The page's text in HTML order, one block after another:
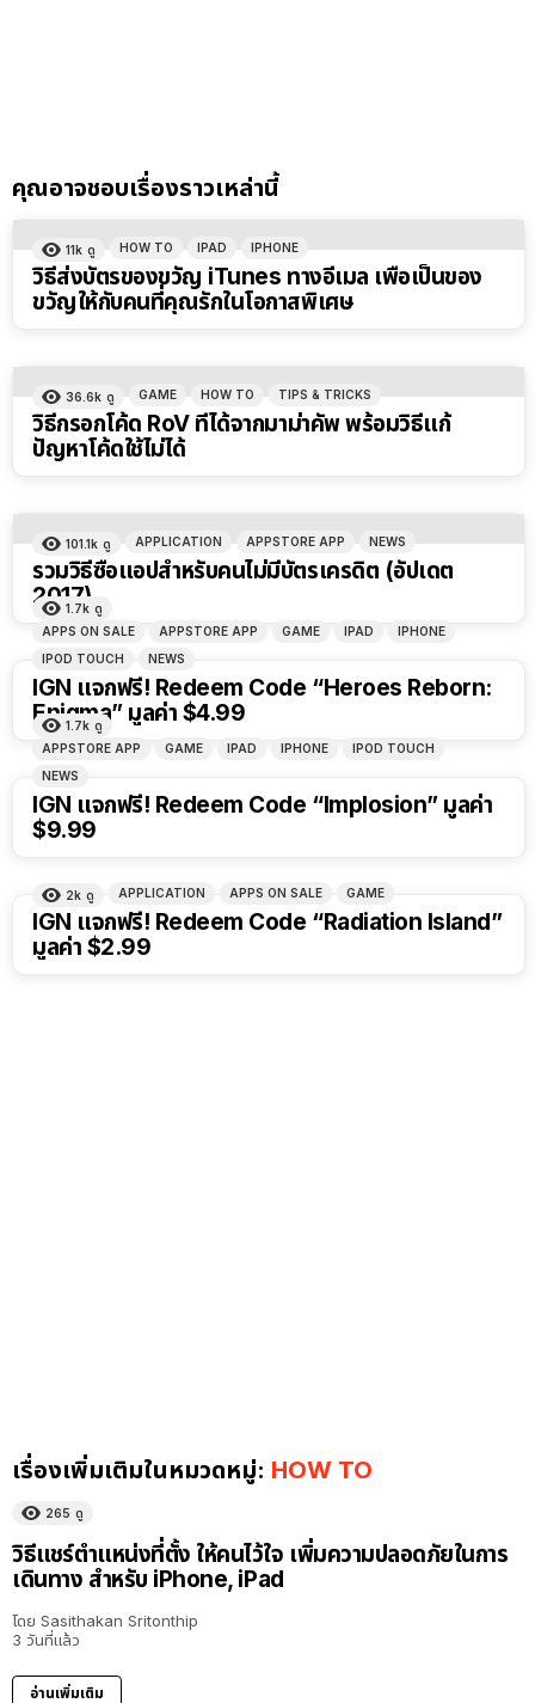
คุณอาจชอบเรื่องราวเหล่านี้
11k ดู HOW TO IPAD IPHONE
วิธีส่งบัตรของขวัญ iTunes ทางอีเมล เพื่อเป็นของ
ขวัญให้กับคนที่คุณรักในโอกาสพิเศษ
36.6k ดู GAME HOW TO TIPS & TRICKS
วิธีกรอกโค้ด RoV ที่ได้จากมาม่าคัพ พร้อมวิธีแก้
ปัญหาโค้ดใช้ไม่ได้
101.1k ดู APPLICATION APPSTORE APP NEWS
รวมวิธีซื้อแอปสำหรับคนไม่มีบัตรเครดิต (อัปเดต
2017)
1.7k ดู
APPS ON SALE
APPSTORE APP GAME IPAD
IPHONE
IPOD TOUCH
NEWS
IGN แจกฟรี! Redeem Code “Heroes Reborn:
Enigma” มูลค่า $4.99
1.7k ดู
APPSTORE APP
GAME IPAD IPHONE
IPOD TOUCH
NEWS
IGN แจกฟรี! Redeem Code “Implosion” มูลค่า
$9.99
2k ดู APPLICATION APPS ON SALE GAME
IGN แจกฟรี! Redeem Code “Radiation Island”
มูลค่า $2.99
เรื่องเพิ่มเติมในหมวดหมู่: HOW TO
265 ดู
วิธีแชร์ตำแหน่งที่ตั้ง ให้คนไว้ใจ เพิ่มความปลอดภัยในการ
เดินทาง สำหรับ iPhone, iPad
โดย Sasithakan Sritonthip
3 วันที่แล้ว
อ่านเพิ่มเติม